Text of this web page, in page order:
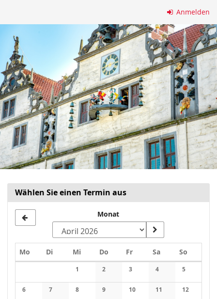
springen
Anmelden
Wählen Sie einen Termin aus
Monat
Mo Montag
DiDienstag
MiMittwoch
Do Donnerstag
FrFreitagSaSamstag
So
1
Keine Veranstaltungen
2
Keine Veranstaltungen
3
Keine Veranstaltungen
4
Keine
5
Keine
6 7 8 9 10 11 12